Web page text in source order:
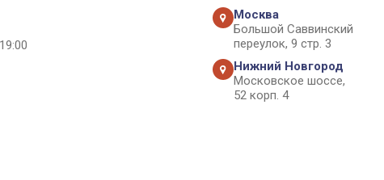
Москва
Большой Саввинский
переулок, 9 стр. 3
Нижний Новгород
Московское шоссе,
52 корп. 4